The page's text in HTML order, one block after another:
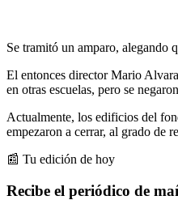
Se tramitó un amparo, alegando
El entonces director Mario
en otras escuelas, pero se
Actualmente, los edificios del
empezaron a cerrar, al grado de
📰 Tu edición de hoy
Recibe el periódico de